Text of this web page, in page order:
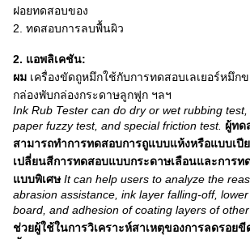
ฝอยทดสอบของ
2. ทดสอบการลบพื้นผิว
2. แอพลิเคชัน:
ผม เครื่องขัดถูหมึกใช้กับการทดสอบเลเยอร์หมึก
กล่องพับกล่องกระดาษลูกฟูก ฯลฯ
Ink Rub Tester can do dry or wet rubbing test,
paper fuzzy test, and special friction test. ผู้ทด
สามารถทำการทดสอบการถูแบบแห้งหรือแบบเปี
เปลี่ยนสีการทดสอบแบบกระดาษเลือนและการท
แบบพิเศษ It can help users to analyze the
abrasion assistance, ink layer falling-off,
board, and adhesion of coating layers of other
ช่วยผู้ใช้ในการวิเคราะห์สาเหตุของการลดรอย